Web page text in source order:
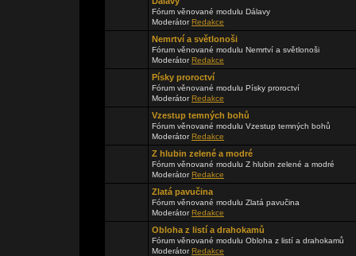
Fórum věnované modulu Dálavy
ModerátorRedakce
Nemrtví a světlonoši
Fórum věnované modulu Nemrtví a světlonoši
ModerátorRedakce
Písky proroctví
Fórum věnované modulu Písky proroctví
ModerátorRedakce
Vzestup temných bohů
Fórum věnované modulu Vzestup temných bohů
ModerátorRedakce
Z hlubin zelené a modré
Fórum věnované modulu Z hlubin zelené a modré
ModerátorRedakce
Zlatá pavučina
Fórum věnované modulu Zlatá pavučina
ModerátorRedakce
Obloha z listí a drahokamů
Fórum věnované modulu Obloha z listí a drahokamů
ModerátorRedakce